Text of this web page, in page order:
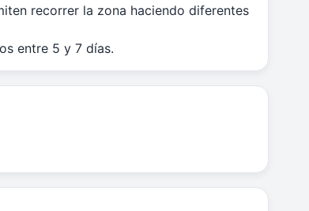
recorrer la zona haciendo diferentes
entre 5 y 7 días.